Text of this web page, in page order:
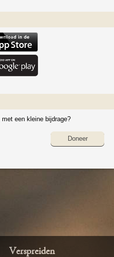
met een kleine bijdrage?
Doneer
Verspreiden